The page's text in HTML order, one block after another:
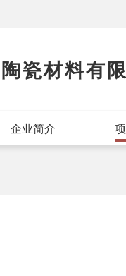
瓷材料有
企业简介